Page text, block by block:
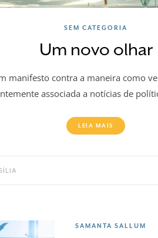
SEM CATEGORIA
Um novo olhar
manifesto contra a maneira como
associada a notícias de
LEIA MAIS
SAMANTA SALLUM